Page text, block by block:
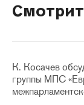
К. Косачев
группы МПС